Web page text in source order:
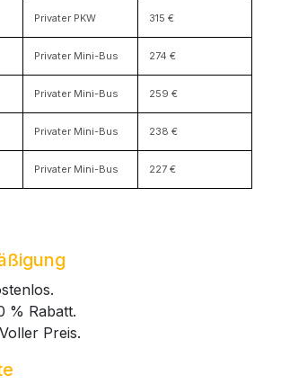
Privater PKW 315 €
Privater Mini-Bus 274 €
Privater Mini-Bus 259 €
Privater Mini-Bus 238 €
Privater Mini-Bus 227 €
% Rabatt.
Preis.